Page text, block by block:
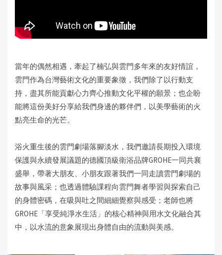
當年的偶然相遇，牽起了楠弘與雲門多年來的友好情誼，
雲門作為台灣藝術文化的重要象徵，我們除了以行動支
持，盡其所能貢獻心力齊心推動文化平權的願景；也企盼
能將這份美好分享給我們身邊的夥伴們，以美學藝術的火
點亮生命的光芒。
浴火重生後的雲門劇場落腳淡水，我們邀請長期投入環境
保護與永續發展議題的德國頂級衛浴品牌GROHE一同共襄
盛舉，帶著大朋友、小朋友跟著我們一同走讀雲門劇場的
故事與風采；也透過體驗課程向雲門舞者學習與探索自己
的身體密碼，在吸與吐之間細細覺察與感受；老師也將
GROHE「享受純淨水生活」的核心精神與用水文化融合其
中，以水流的意象展現出身體自由的流動與美感。